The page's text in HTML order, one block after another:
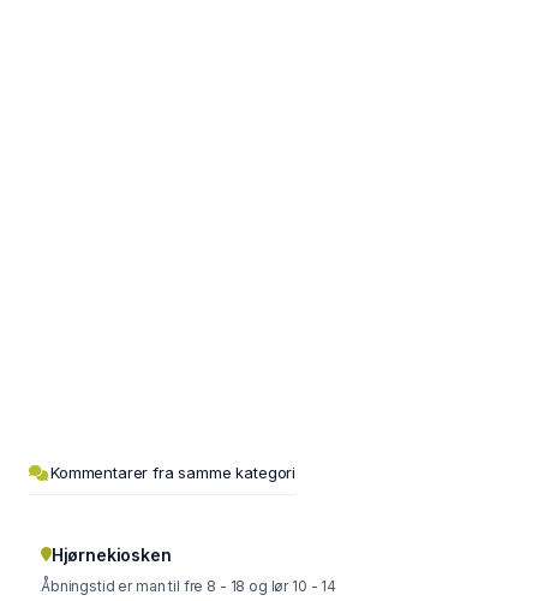
Kommentarer fra samme kategori
Hjørnekiosken
Åbningstid er man til fre 8 - 18 og lør 10 - 14